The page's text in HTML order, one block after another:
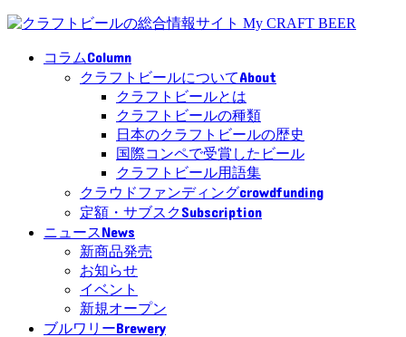
コラムColumn
クラフトビールについてAbout
クラフトビールとは
クラフトビールの種類
日本のクラフトビールの歴史
国際コンペで受賞したビール
クラフトビール用語集
クラウドファンディングcrowdfunding
定額・サブスクSubscription
ニュースNews
新商品発売
お知らせ
イベント
新規オープン
ブルワリーBrewery